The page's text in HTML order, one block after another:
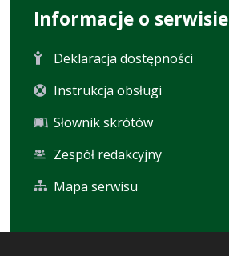
Informacje o serwisie
Deklaracja dostępności
Instrukcja obsługi
Słownik skrótów
Zespół redakcyjny
Mapa serwisu